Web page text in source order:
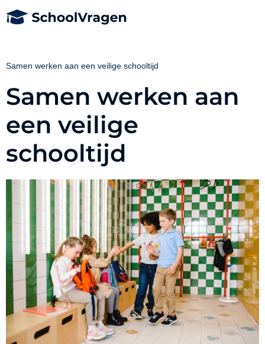
Samen werken aan een veilige schooltijd
Samen werken aan
een veilige
schooltijd